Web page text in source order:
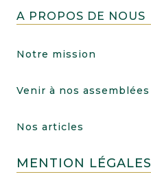
A PROPOS DE NOUS
Notre mission
Venir à nos assemblées
Nos articles
MENTION LÉGALES